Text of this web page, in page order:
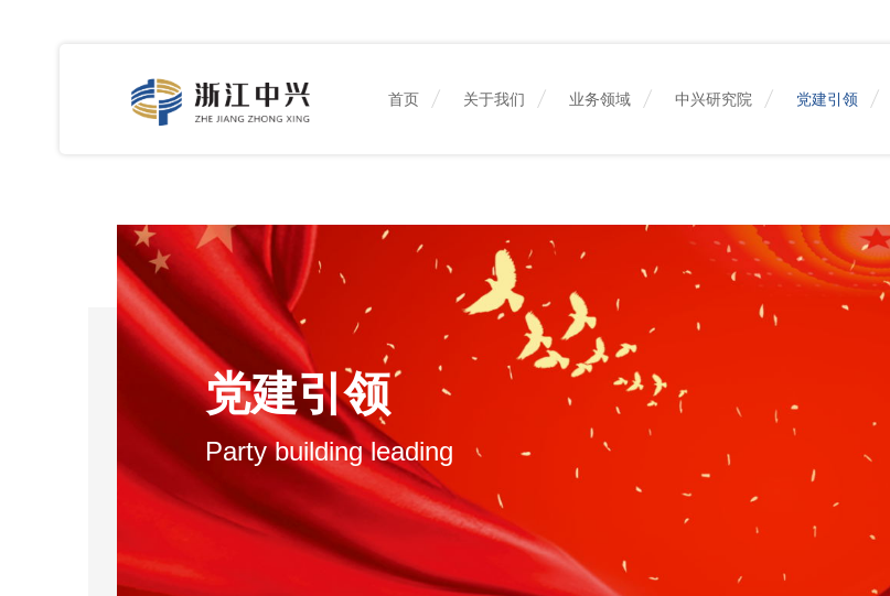
首页 关于我们 业务领域 中兴研究院 党建引领
党建引领
Party building leading